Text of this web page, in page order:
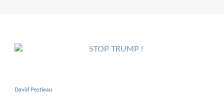
David Pestieau